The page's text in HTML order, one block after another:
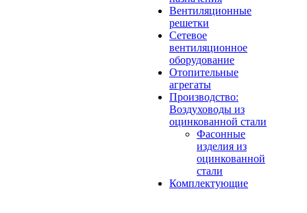
Вентиляционные
решетки
Сетевое
вентиляционное
оборудование
Отопительные
агрегаты
Производство:
Воздуховоды из
оцинкованной стали
Фасонные
изделия из
оцинкованной
стали
Комплектующие